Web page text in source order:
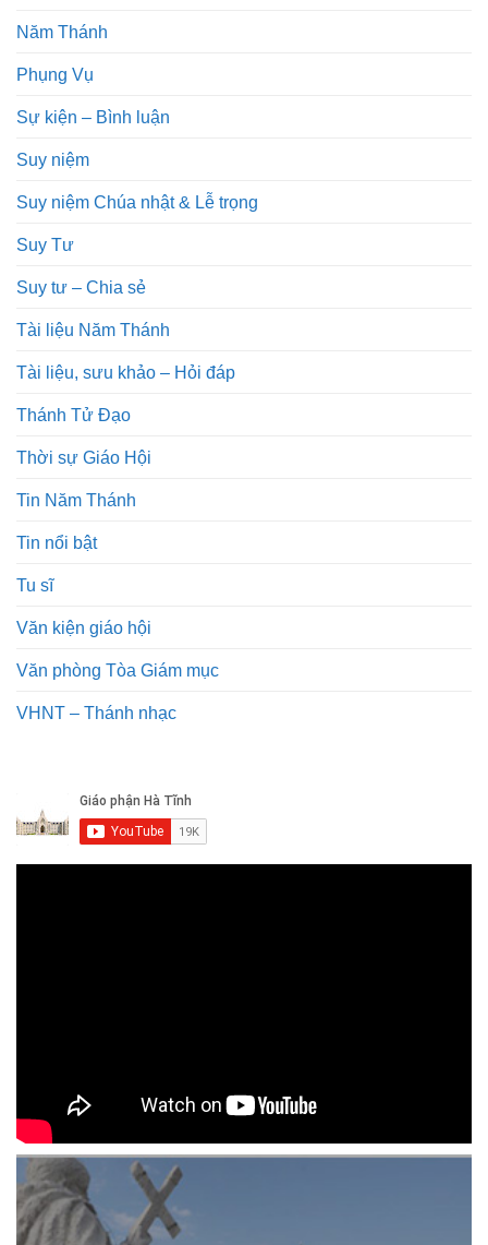
Năm Thánh
Phụng Vụ
Sự kiện – Bình luận
Suy niệm
Suy niệm Chúa nhật & Lễ trọng
Suy Tư
Suy tư – Chia sẻ
Tài liệu Năm Thánh
Tài liệu, sưu khảo – Hỏi đáp
Thánh Tử Đạo
Thời sự Giáo Hội
Tin Năm Thánh
Tin nổi bật
Tu sĩ
Văn kiện giáo hội
Văn phòng Tòa Giám mục
VHNT – Thánh nhạc